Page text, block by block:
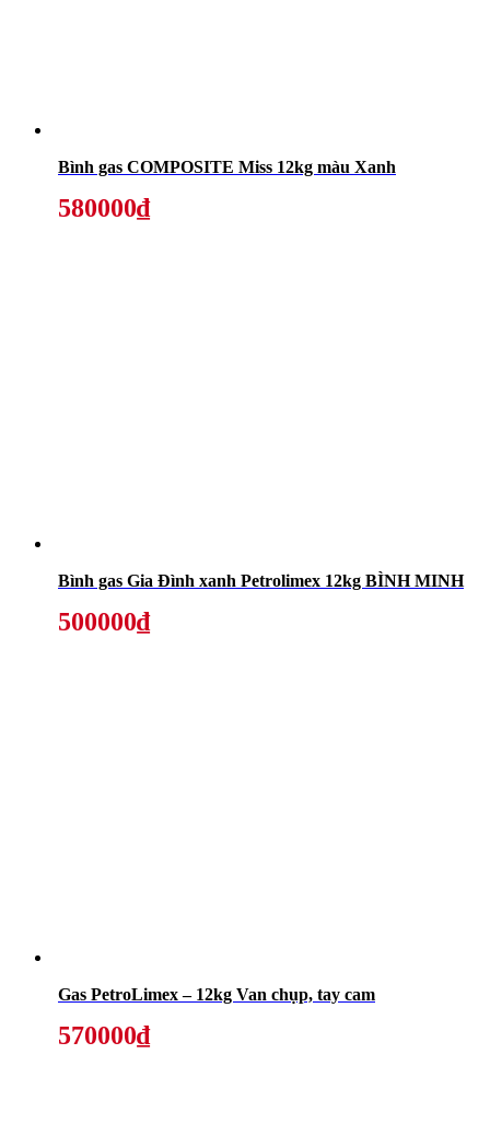
Bình gas COMPOSITE Miss 12kg màu Xanh
580000₫
Bình gas Gia Đình xanh Petrolimex 12kg BÌNH MINH
500000₫
Gas PetroLimex – 12kg Van chụp, tay cam
570000₫